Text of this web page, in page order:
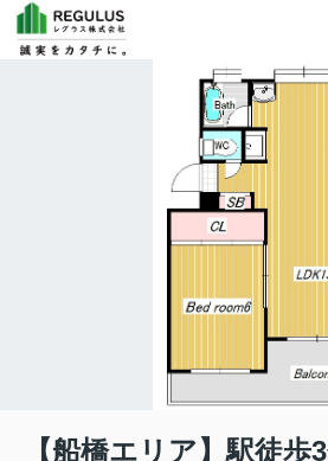
【船橋エリア】駅徒歩